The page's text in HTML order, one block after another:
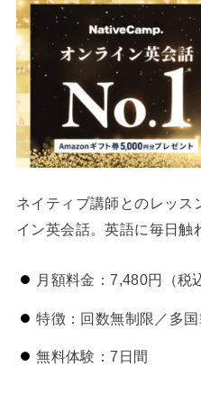
ネイティブ講師とのレッス
イン英会話。英語に毎日触
月額料金：7,480円（税
特徴：回数無制限／多
無料体験：7日間